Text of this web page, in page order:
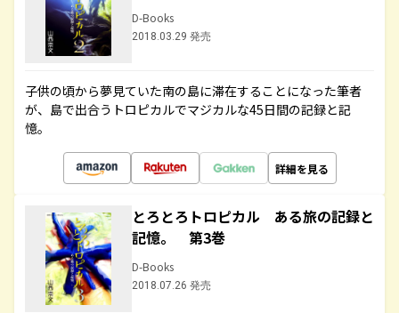
D-Books
2018.03.29 発売
子供の頃から夢見ていた南の島に滞在することになった筆者
が、島で出合うトロピカルでマジカルな45日間の記録と記
憶。
詳細を見る
とろとろトロピカル ある旅の記録と
記憶。 第3巻
D-Books
2018.07.26 発売